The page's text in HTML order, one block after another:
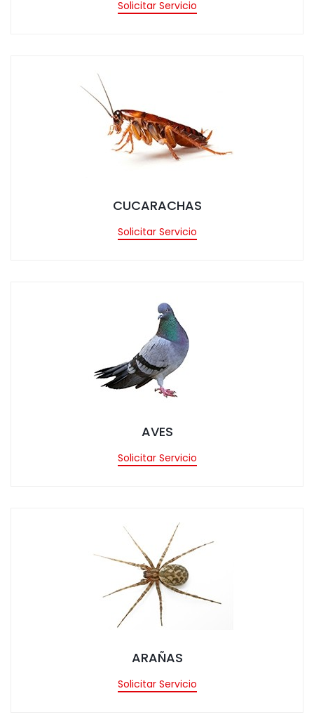
Solicitar Servicio
CUCARACHAS
Solicitar Servicio
AVES
Solicitar Servicio
ARAÑAS
Solicitar Servicio